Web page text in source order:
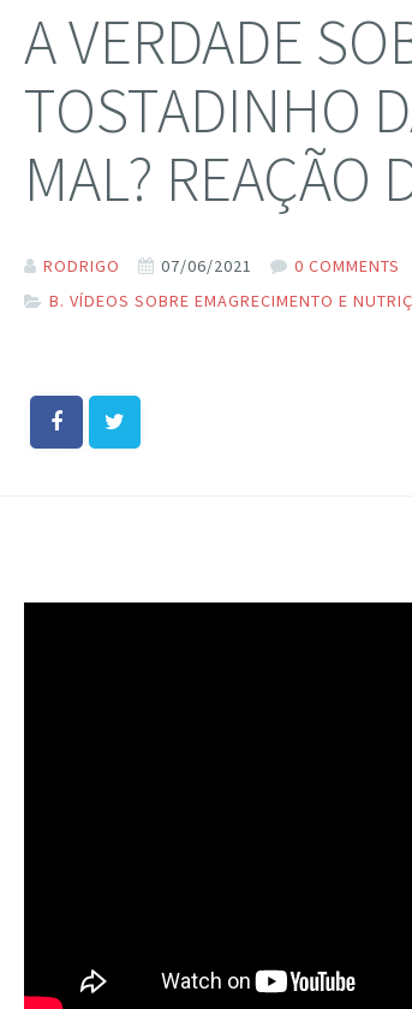
A VERDADE
TOSTADINHO
MAL? REAÇÃO
RODRIGO 07/06/2021
0 COMMENTS
B. VÍDEOS SOBRE EMAGRECIMENTO E